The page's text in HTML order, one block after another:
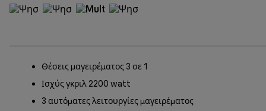
Θέσεις μαγειρέματος 3 σε 1
Ισχύς γκριλ 2200 watt
3 αυτόματες λειτουργίες μαγειρέματος